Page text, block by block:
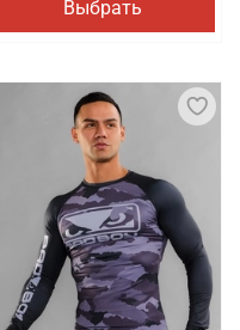
Выбрать